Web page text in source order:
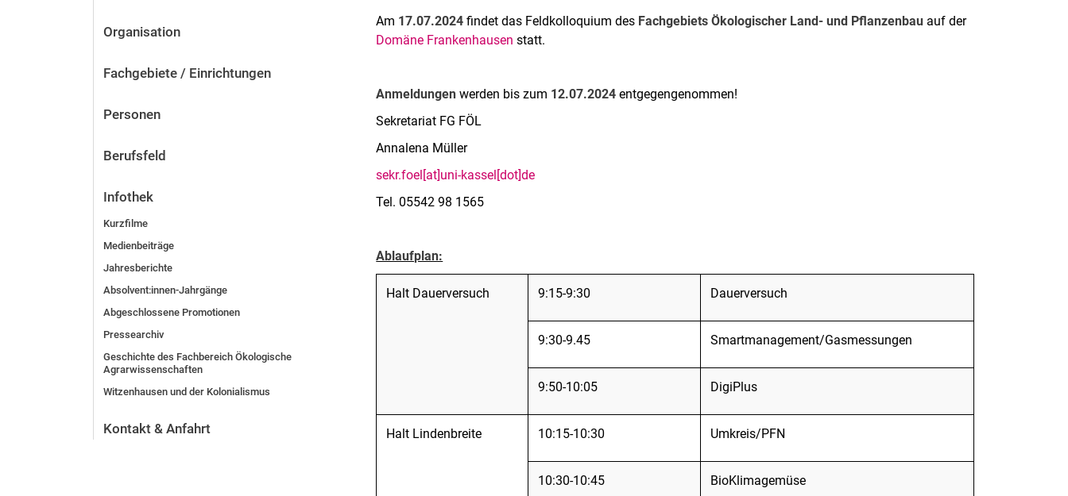
Organisation
Fachgebiete / Einrichtungen
Personen
Berufsfeld
Infothek
Kurzfilme
Medienbeiträge
Jahresberichte
Absolvent:innen-Jahrgänge
Abgeschlossene Promotionen
Pressearchiv
Geschichte des Fachbereich Ökologische
Agrarwissenschaften
Witzenhausen und der Kolonialismus
Kontakt & Anfahrt
Am 17.07.2024 findet das Feldkolloquium des Fachgebiets Ökologischer Land- und Pflanzenbau auf der
Domäne Frankenhausenstatt.
Anmeldungen werden bis zum 12.07.2024 entgegengenommen!
Sekretariat FG FÖL
Annalena Müller
sekr.foel[at]uni-kassel[dot]de
Tel. 05542 98 1565
Ablaufplan:
Halt Dauerversuch 9:15-9:30 Dauerversuch
9:30-9.45 Smartmanagement/Gasmessungen
9:50-10:05 DigiPlus
Halt Lindenbreite 10:15-10:30 Umkreis/PFN
10:30-10:45 BioKlimagemüse